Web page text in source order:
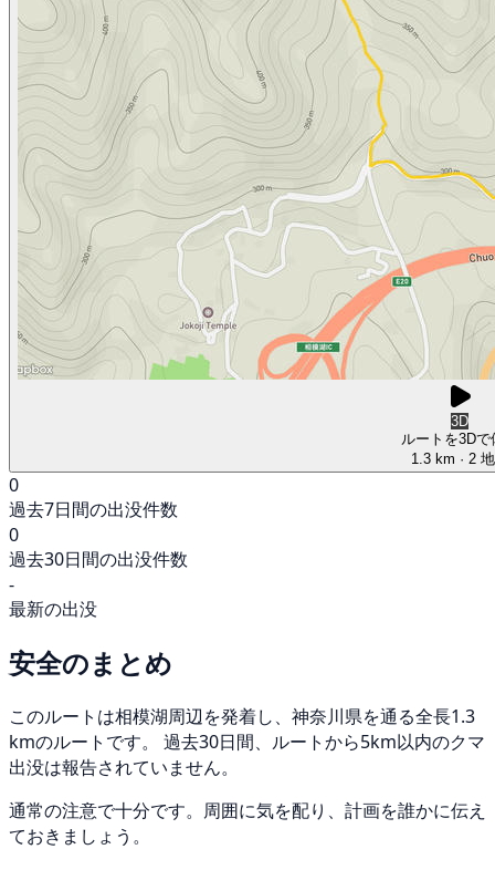
3D
ルートを3Dで
1.3 km · 2
0
過去7日間の出没件数
0
過去30日間の出没件数
-
最新の出没
安全のまとめ
このルートは相模湖周辺を発着し、神奈川県を通る全長1.3
kmのルートです。 過去30日間、ルートから5km以内のクマ
出没は報告されていません。
通常の注意で十分です。周囲に気を配り、計画を誰かに伝え
ておきましょう。